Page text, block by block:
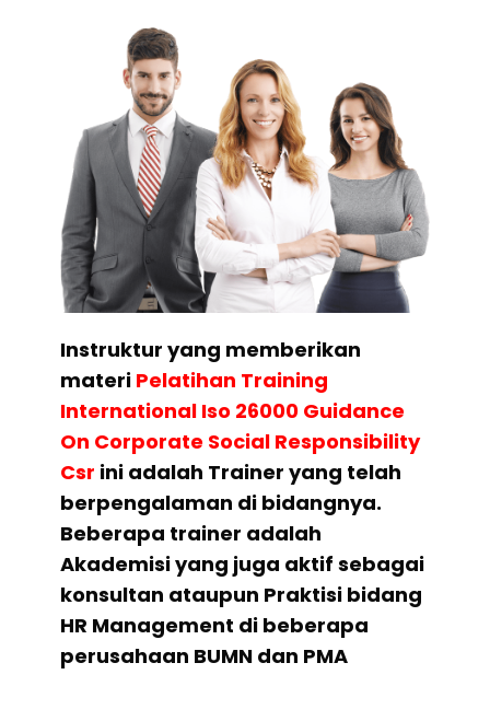
Instruktur yang memberikan
materi Pelatihan Training
International Iso 26000 Guidance
On Corporate Social Responsibility
Csr ini adalah Trainer yang telah
berpengalaman di bidangnya.
Beberapa trainer adalah
Akademisi yang juga aktif sebagai
konsultan ataupun Praktisi bidang
HR Management di beberapa
perusahaan BUMN dan PMA